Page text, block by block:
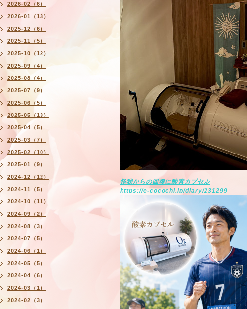
怪我からの回復に酸素カプセル
https://e-cocochi.jp/diary/231299
2026-02（6）
2026-01（13）
2025-12（6）
2025-11（5）
2025-10（12）
2025-09（4）
2025-08（4）
2025-07（9）
2025-06（5）
2025-05（13）
2025-04（5）
2025-03（7）
2025-02（10）
2025-01（9）
2024-12（12）
2024-11（5）
2024-10（11）
2024-09（2）
2024-08（3）
2024-07（5）
2024-06（1）
2024-05（5）
2024-04（6）
2024-03（1）
2024-02（3）